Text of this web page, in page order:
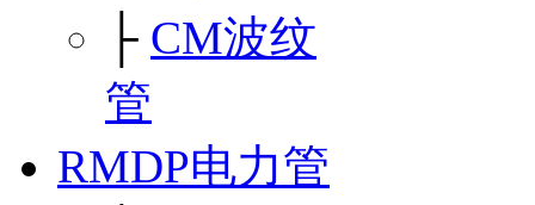
├ CM波纹
管
RMDP电力管